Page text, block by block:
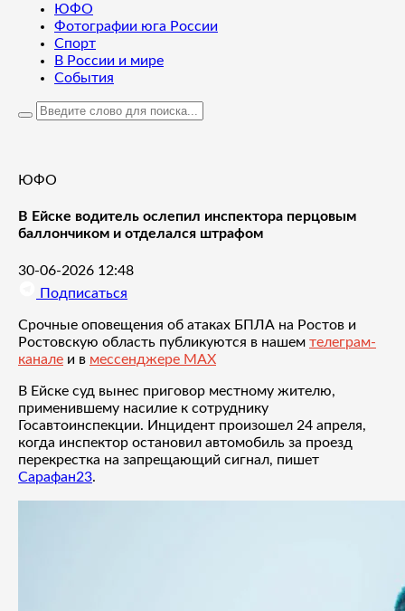
ЮФО
Фотографии юга России
Спорт
В России и мире
События
ЮФО
В Ейске водитель ослепил инспектора перцовым
баллончиком и отделался штрафом
30-06-2026 12:48
Подписаться
Срочные оповещения об атаках БПЛА на Ростов и
Ростовскую область публикуются в нашем телеграм-
канале и в мессенджере MAX
В Ейске суд вынес приговор местному жителю,
применившему насилие к сотруднику
Госавтоинспекции. Инцидент произошел 24 апреля,
когда инспектор остановил автомобиль за проезд
перекрестка на запрещающий сигнал, пишет
Сарафан23.